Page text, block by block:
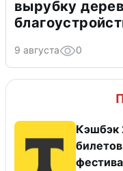
вырубку
9 августа 0
Кэшбэк